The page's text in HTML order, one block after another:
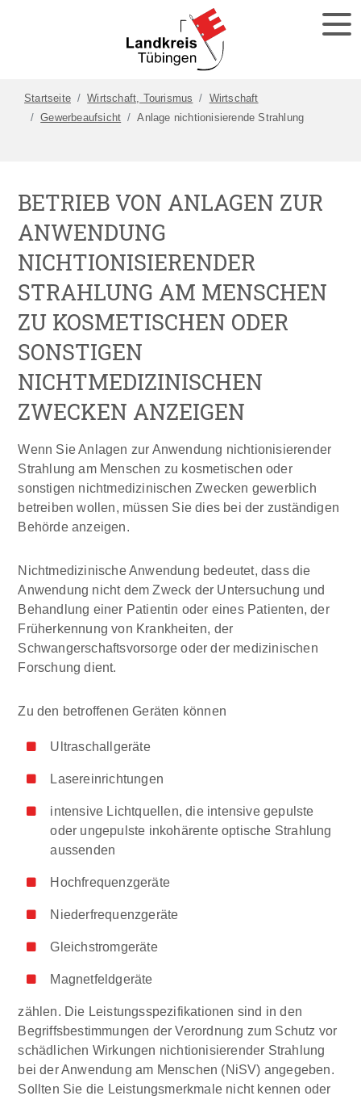
Startseite Wirtschaft, Tourismus
Wirtschaft
Gewerbeaufsicht
Anlage nichtionisierende Strahlung
BETRIEB VON ANLAGEN ZUR
ANWENDUNG
NICHTIONISIERENDER
STRAHLUNG AM MENSCHEN
ZU KOSMETISCHEN ODER
SONSTIGEN
NICHTMEDIZINISCHEN
ZWECKEN ANZEIGEN
Wenn Sie Anlagen zur Anwendung nichtionisierender
Strahlung am Menschen zu kosmetischen oder
sonstigen nichtmedizinischen Zwecken gewerblich
betreiben wollen, müssen Sie dies bei der zuständigen
Behörde anzeigen.
Nichtmedizinische Anwendung bedeutet, dass die
Anwendung nicht dem Zweck der Untersuchung und
Behandlung einer Patientin oder eines Patienten, der
Früherkennung von Krankheiten, der
Schwangerschaftsvorsorge oder der medizinischen
Forschung dient.
Zu den betroffenen Geräten können
Ultraschallgeräte
Lasereinrichtungen
intensive Lichtquellen, die intensive gepulste
oder ungepulste inkohärente optische Strahlung
aussenden
Hochfrequenzgeräte
Niederfrequenzgeräte
Gleichstromgeräte
Magnetfeldgeräte
zählen. Die Leistungsspezifikationen sind in den
Begriffsbestimmungen der Verordnung zum Schutz vor
schädlichen Wirkungen nichtionisierender Strahlung
bei der Anwendung am Menschen (NiSV) angegeben.
Sollten Sie die Leistungsmerkmale nicht kennen oder